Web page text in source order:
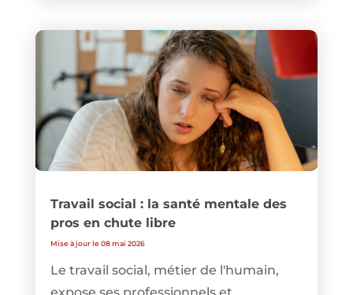
Travail social : la santé mentale des
pros en chute libre
Mise à jour le 08 mai 2026
Le travail social, métier de l'humain,